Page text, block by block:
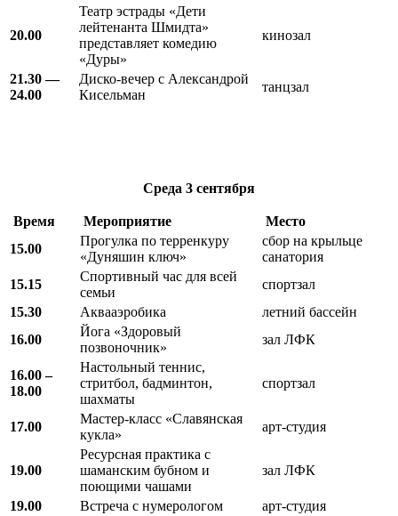
20.00
Театр эстрады «Дети
лейтенанта Шмидта»
представляет комедию
«Дуры»
кинозал
21.30 —
24.00
Диско-вечер с Александрой
Кисельман
танцзал
Среда 3 сентября
Время Мероприятие
Место
15.00
Прогулка по терренкуру
«Дуняшин ключ»
сбор на крыльце
санатория
15.15
Спортивный час для всей
семьи
спортзал
15.30
Аквааэробика
летний бассейн
16.00
Йога «Здоровый
позвоночник»
зал ЛФК
16.00 –
18.00
Настольный теннис,
стритбол, бадминтон,
шахматы
спортзал
17.00
Мастер-класс «Славянская
кукла»
арт-студия
19.00
Ресурсная практика с
шаманским бубном и
поющими чашами
зал ЛФК
19.00 Встреча с нумерологом
арт-студия